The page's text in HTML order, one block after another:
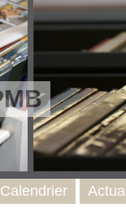
Calendrier